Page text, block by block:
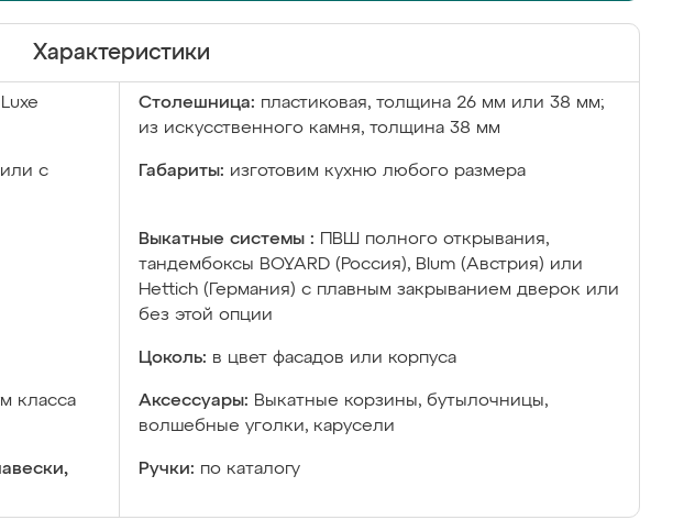
Характеристики
Столешница: пластиковая, толщина 26 мм или 38 мм;
из искусственного камня, толщина 38 мм
с
Габариты: изготовим кухню любого размера
Выкатные системы :
ПВШ полного открывания,
тандембоксы BOYARD (Россия), Blum (Австрия) или
Hettich (Германия) с плавным закрыванием дверок или
без этой опции
Цоколь: в цвет фасадов или корпуса
класса
Аксессуары: Выкатные корзины, бутылочницы,
волшебные уголки, карусели
Ручки: по каталогу